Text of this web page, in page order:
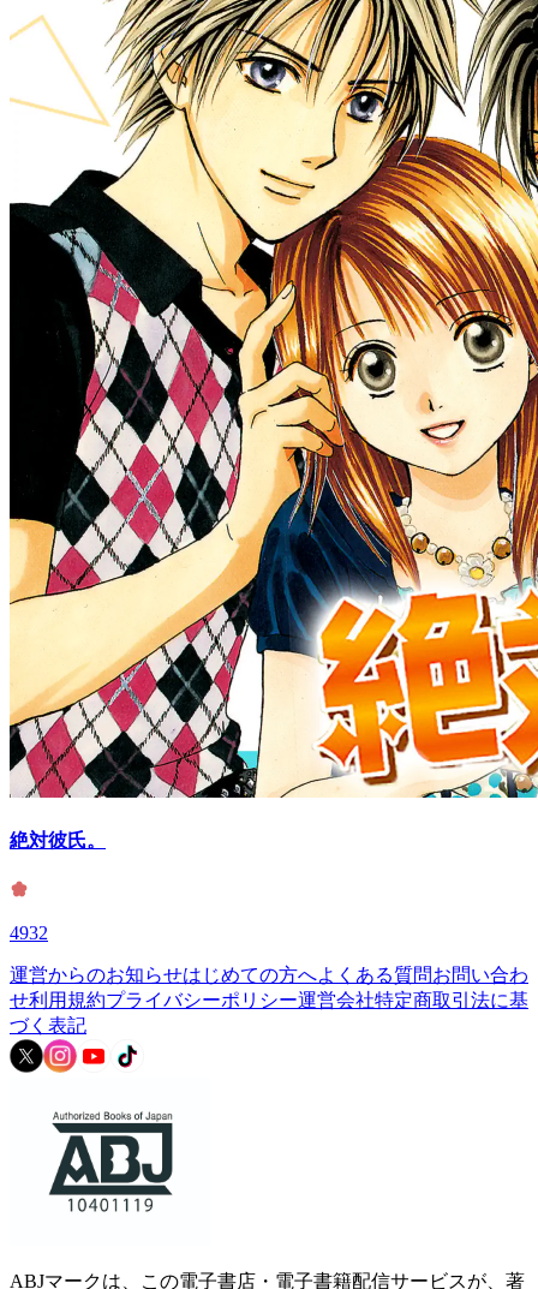
絶対彼氏。
4932
運営からのお知らせはじめての方へよくある質問お問い合わ
せ利用規約プライバシーポリシー運営会社特定商取引法に基
づく表記
ABJマークは、この電子書店・電子書籍配信サービスが、著